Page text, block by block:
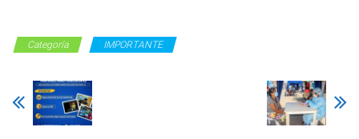
Categoría IMPORTANTE